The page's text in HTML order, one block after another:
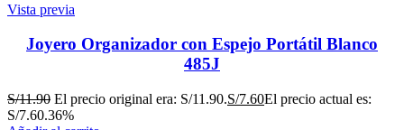
Vista previa
Joyero Organizador con Espejo Portátil Blanco
485J
S/11.90 El precio original era: S/11.90.S/7.60El precio actual es:
S/7.60.36%